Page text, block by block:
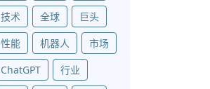
技术 全球
巨头
性能 机器人
市场
ChatGPT
行业